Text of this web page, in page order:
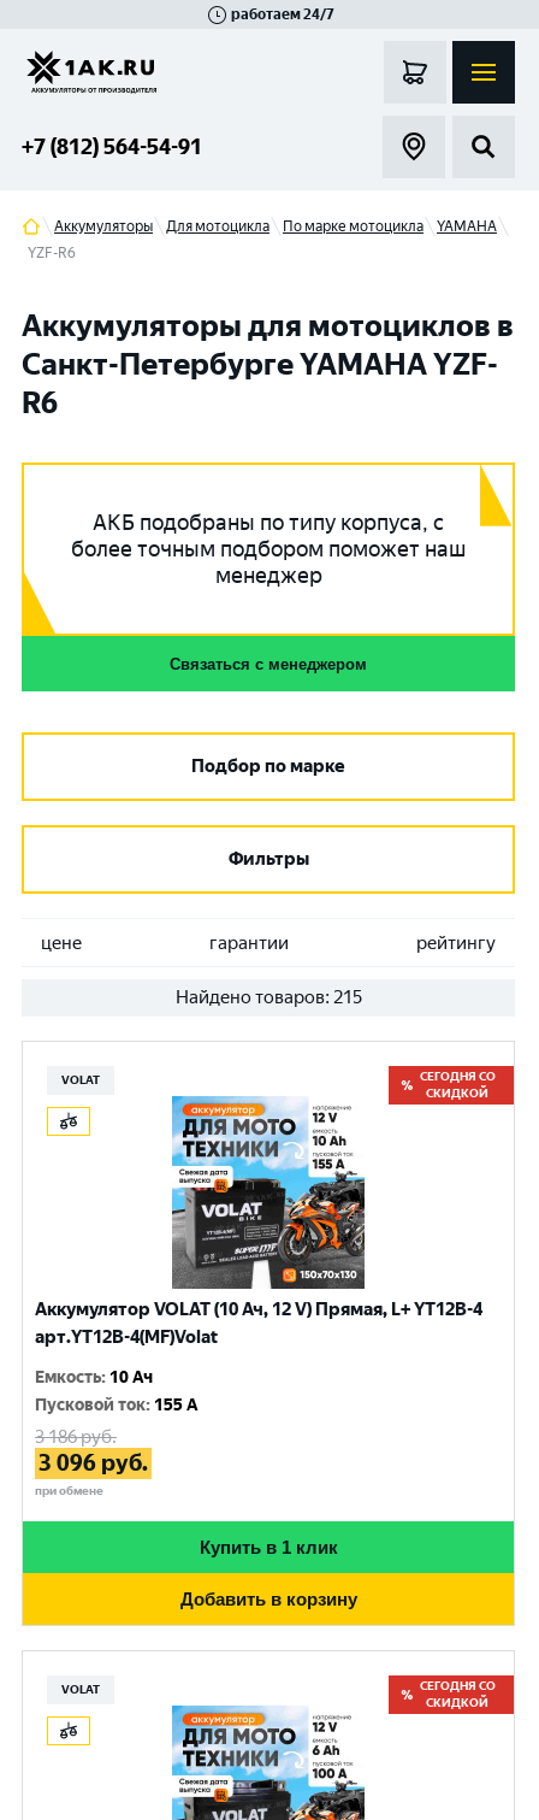
работаем 24/7
+7 (812) 564-54-91
Аккумуляторы Для мотоцикла По марке мотоцикла
YAMAHA
YZF-R6
Аккумуляторы для мотоциклов в
Санкт-Петербурге YAMAHA YZF-
R6
АКБ подобраны по типу корпуса, с
более точным подбором поможет наш
менеджер
Связаться с менеджером
Подбор по марке
Фильтры
цене гарантии рейтингу
Найдено товаров: 215
VOLAT
СЕГОДНЯ СО
СКИДКОЙ
Аккумулятор VOLAT (10 Ач, 12 V) Прямая, L+ YT12B-4
арт.YT12B-4(MF)Volat
Емкость: 10 Ач
Пусковой ток: 155 A
3 186руб.
3 096 руб.
при обмене
Купить в 1 клик
Добавить в корзину
VOLAT
СЕГОДНЯ СО
СКИДКОЙ
Гатчина